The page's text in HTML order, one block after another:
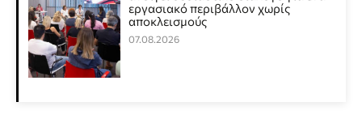
εργασιακό περιβάλλον χωρίς
αποκλεισμούς
07.08.2026